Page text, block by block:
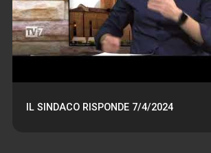
IL SINDACO RISPONDE 7/4/2024